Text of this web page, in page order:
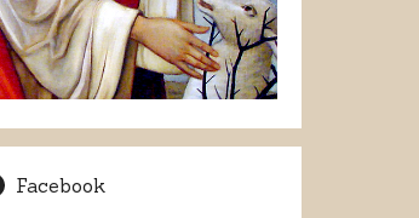
Facebook